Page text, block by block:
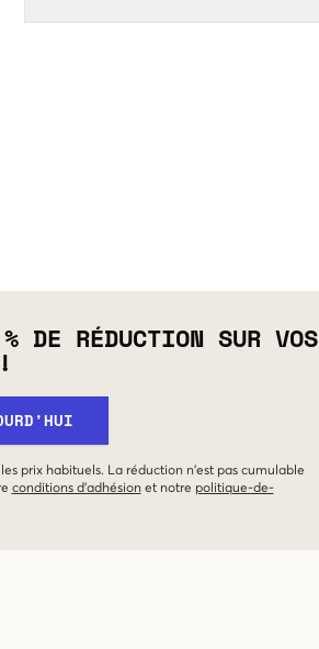
DE RÉDUCTION SUR VOS
prix habituels. La réduction n'est pas cumulable
conditions d'adhésion et notre politique-de-